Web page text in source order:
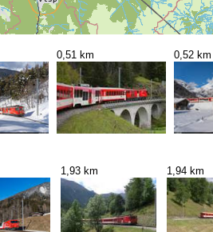
0,51 km 0,52 km
1,93 km 1,94 km